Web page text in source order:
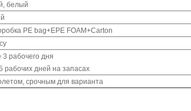
белый
PE bag+EPE FOAM+Carton
рабочего дня
рабочих дней на запасах
срочным для варианта